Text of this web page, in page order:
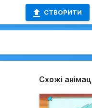
СТВОРИТИ
Схожі